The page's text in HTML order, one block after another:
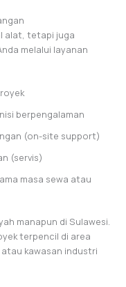
alat, tetapi juga
melalui layanan
berpengalaman
(on-site support)
(servis)
masa sewa atau
manapun di Sulawesi.
terpencil di area
kawasan industri